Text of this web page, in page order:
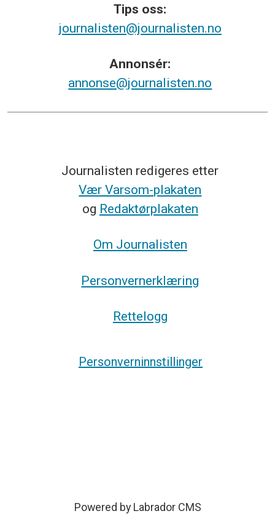
Tips oss:
journalisten@journalisten.no
Annonsér:
annonse@journalisten.no
Journalisten redigeres etter
Vær Varsom-plakaten
og Redaktørplakaten
Om Journalisten
Personvernerklæring
Rettelogg
Personverninnstillinger
Powered by Labrador CMS